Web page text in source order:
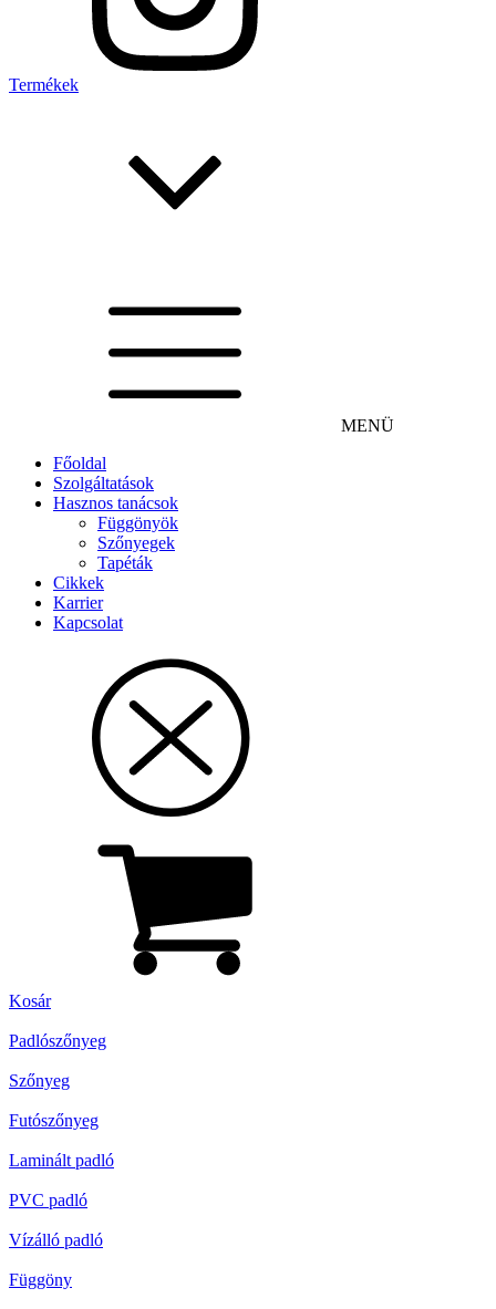
Termékek
MENÜ
Főoldal
Szolgáltatások
Hasznos tanácsok
Függönyök
Szőnyegek
Tapéták
Cikkek
Karrier
Kapcsolat
Kosár
Padlószőnyeg
Szőnyeg
Futószőnyeg
Laminált padló
PVC padló
Vízálló padló
Függöny